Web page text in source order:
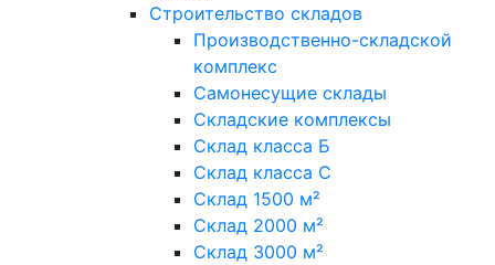
Строительство складов
Производственно-складской
комплекс
Самонесущие склады
Складские комплексы
Склад класса Б
Склад класса С
Склад 1500 м²
Склад 2000 м²
Склад 3000 м²